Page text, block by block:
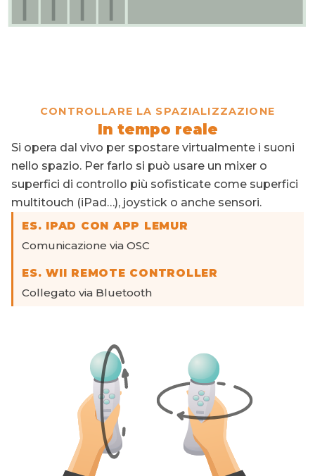
CONTROLLARE LA SPAZIALIZZAZIONE
In tempo reale
Si opera dal vivo per spostare virtualmente i suoni
nello spazio. Per farlo si può usare un mixer o
superfici di controllo più sofisticate come superfici
multitouch (iPad…), joystick o anche sensori.
ES. IPAD CON APP LEMUR
Comunicazione via OSC
ES. WII REMOTE CONTROLLER
Collegato via Bluetooth